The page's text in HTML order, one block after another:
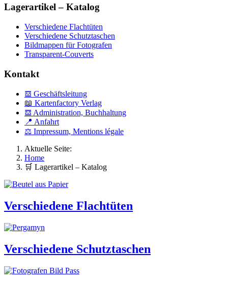
Lagerartikel – Katalog
Verschiedene Flachtüten
Verschiedene Schutztaschen
Bildmappen für Fotografen
Transparent-Couverts
Kontakt
𝌕 Geschäftsleitung
📖 Kartenfactory Verlag
𝌕 Administration, Buchhaltung
📍 Anfahrt
⚖ Impressum, Mentions légale
Aktuelle Seite:
Home
🛒 Lagerartikel – Katalog
Verschiedene Flachtüten
Verschiedene Schutztaschen